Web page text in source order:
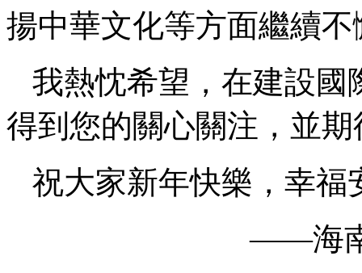
揚中華文化等方面繼續
我熱忱希望，在建設國
得到您的關心關注，並
祝大家新年快樂，幸福
——海南